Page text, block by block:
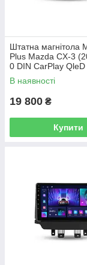
Штатна магнітола
Plus Mazda CX-3
0 DIN CarPlay QleD
В наявності
19 800 ₴
Купити